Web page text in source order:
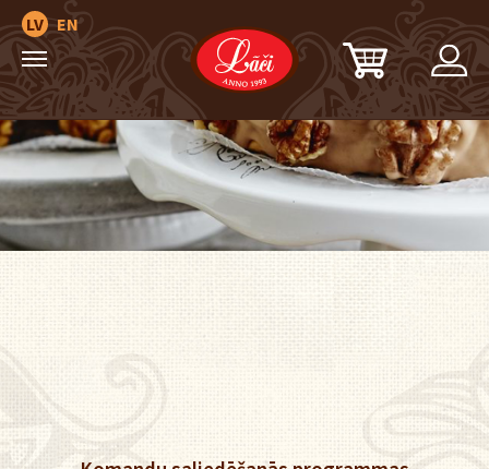
LV EN